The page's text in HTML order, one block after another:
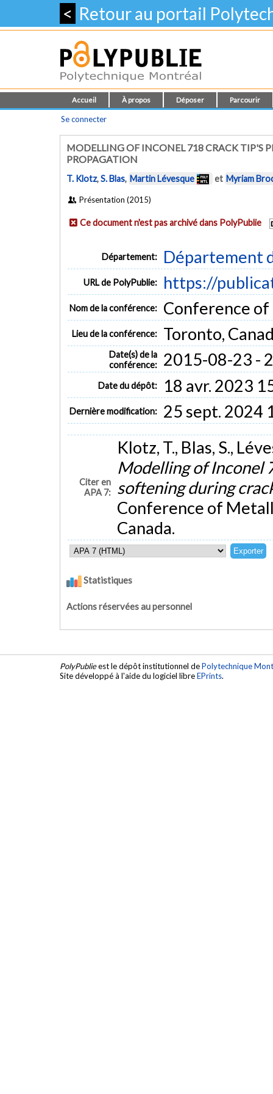
< Retour au portail
Accueil À propos Déposer Parcourir
Se connecter
MODELLING OF INCONEL 718 CRACK TIP'S
PROPAGATION
T. Klotz,S. Blas, Martin Lévesque et Myriam
Présentation (2015)
Ce document n'est pas archivé dans PolyPublie
Département: Département
URL de PolyPublie: https://
Nom de la conférence: Conference
Lieu de la conférence: Toronto,
Date(s) de la
conférence:
2015-08-23 -
Date du dépôt: 18 avr. 2023
Dernière modification: 25 sept. 2024
Citer en
APA 7:
Klotz, T., Blas, S.,
Modelling of Inconel
softening during
Conference of
Canada.
Statistiques
Actions réservées au personnel
PolyPublieest le dépôt institutionnel dePolytechnique
Site développé à l'aide du logiciel libreEPrints.